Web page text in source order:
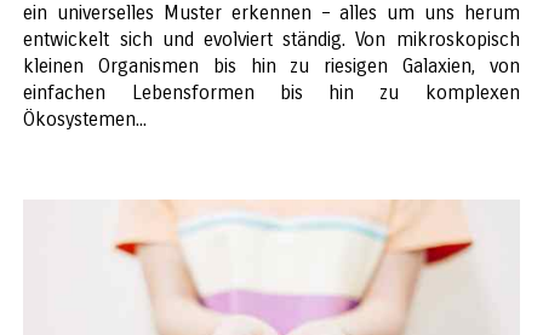
ein universelles Muster erkennen – alles um uns herum
entwickelt sich und evolviert ständig. Von mikroskopisch
kleinen Organismen bis hin zu riesigen Galaxien, von
einfachen Lebensformen bis hin zu komplexen
Ökosystemen...